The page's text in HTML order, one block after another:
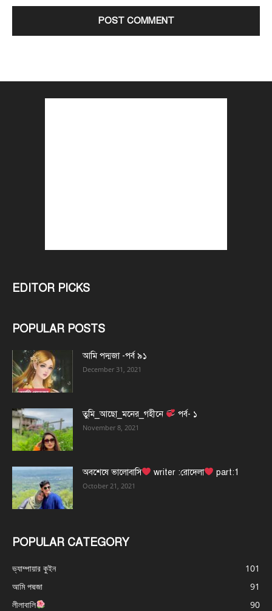
EDITOR PICKS
POPULAR POSTS
আমি পদ্মজা -পর্ব ৯১
December 31, 2021
তুমি_আছো_মনের_গহীনে পর্ব- ১
November 8, 2021
অবশেষে ভালোবাসি writer :রোদেলা part:1
October 21, 2021
POPULAR CATEGORY
ভ্যাম্পায়ার কুইন
101
আমি পদ্মজা
91
লীলাবালি
90